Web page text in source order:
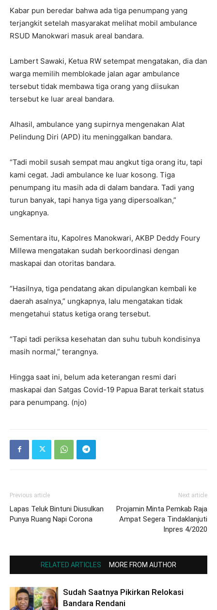
Kabar pun beredar bahwa ada tiga penumpang yang
terjangkit setelah masyarakat melihat mobil ambulance
RSUD Manokwari masuk areal bandara.
Lambert Sawaki, Ketua RW setempat mengatakan, dia dan
warga memilih memblokade jalan agar ambulance
tersebut tidak membawa tiga orang yang diisukan
tersebut ke luar areal bandara.
Alhasil, ambulance yang supirnya mengenakan Alat
Pelindung Diri (APD) itu meninggalkan bandara.
“Tadi mobil susah sempat mau angkut tiga orang itu, tapi
kami cegat. Jadi ambulance ke luar kosong. Tiga
penumpang itu masih ada di dalam bandara. Tadi yang
turun banyak, tapi hanya tiga yang dipersoalkan,”
ungkapnya.
Sementara itu, Kapolres Manokwari, AKBP Deddy Foury
Millewa mengatakan sudah berkoordinasi dengan
maskapai dan otoritas bandara.
“Hasilnya, tiga pendatang akan dipulangkan kembali ke
daerah asalnya,” ungkapnya, lalu mengatakan tidak
mengetahui status ketiga orang tersebut.
“Tapi tadi periksa kesehatan dan suhu tubuh kondisinya
masih normal,” terangnya.
Hingga saat ini, belum ada keterangan resmi dari
maskapai dan Satgas Covid-19 Papua Barat terkait status
para penumpang. (njo)
Previous article
Lapas Teluk Bintuni Diusulkan
Punya Ruang Napi Corona
Next article
Projamin Minta Pemkab Raja
Ampat Segera Tindaklanjuti
Inpres 4/2020
RELATED ARTICLES MORE FROM AUTHOR
Sudah Saatnya Pikirkan Relokasi
Bandara Rendani